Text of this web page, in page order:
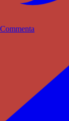
Commenta